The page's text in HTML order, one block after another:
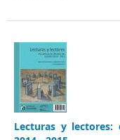
Lecturas y lectores: